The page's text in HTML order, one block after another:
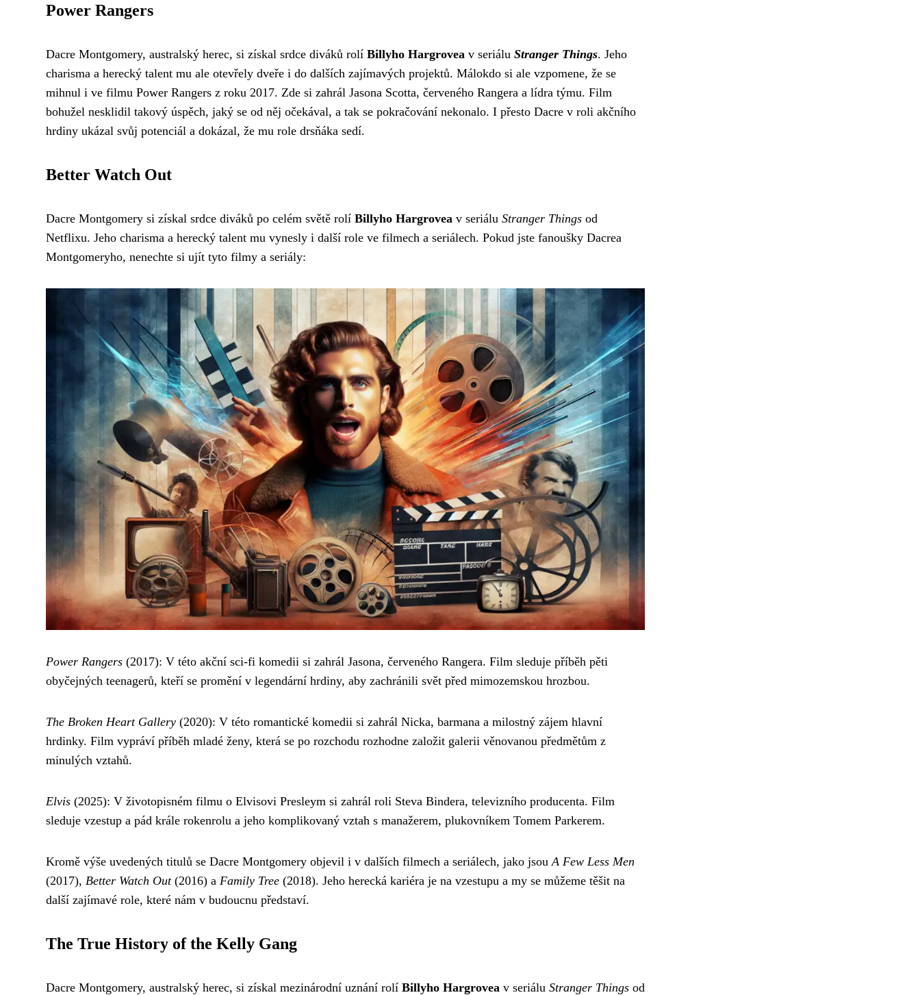
Power Rangers
Dacre Montgomery, australský herec, si získal srdce diváků rolí Billyho Hargrovea v seriálu Stranger Things. Jeho
charisma a herecký talent mu ale otevřely dveře i do dalších zajímavých projektů. Málokdo si ale vzpomene, že se
mihnul i ve filmu Power Rangers z roku 2017. Zde si zahrál Jasona Scotta, červeného Rangera a lídra týmu. Film
bohužel nesklidil takový úspěch, jaký se od něj očekával, a tak se pokračování nekonalo. I přesto Dacre v roli akčního
hrdiny ukázal svůj potenciál a dokázal, že mu role drsňáka sedí.
Better Watch Out
Dacre Montgomery si získal srdce diváků po celém světě rolí Billyho Hargrovea v seriálu Stranger Things od
Netflixu. Jeho charisma a herecký talent mu vynesly i další role ve filmech a seriálech. Pokud jste fanoušky Dacrea
Montgomeryho, nenechte si ujít tyto filmy a seriály:
Power Rangers (2017): V této akční sci-fi komedii si zahrál Jasona, červeného Rangera. Film sleduje příběh pěti
obyčejných teenagerů, kteří se promění v legendární hrdiny, aby zachránili svět před mimozemskou hrozbou.
The Broken Heart Gallery (2020): V této romantické komedii si zahrál Nicka, barmana a milostný zájem hlavní
hrdinky. Film vypráví příběh mladé ženy, která se po rozchodu rozhodne založit galerii věnovanou předmětům z
minulých vztahů.
Elvis (2025): V životopisném filmu o Elvisovi Presleym si zahrál roli Steva Bindera, televizního producenta. Film
sleduje vzestup a pád krále rokenrolu a jeho komplikovaný vztah s manažerem, plukovníkem Tomem Parkerem.
Kromě výše uvedených titulů se Dacre Montgomery objevil i v dalších filmech a seriálech, jako jsouA Few Less Men
(2017), Better Watch Out(2016) a Family Tree (2018). Jeho herecká kariéra je na vzestupu a my se můžeme těšit na
další zajímavé role, které nám v budoucnu představí.
The True History of the Kelly Gang
Dacre Montgomery, australský herec, si získal mezinárodní uznání rolí Billyho Hargrovea v seriálu Stranger Things od